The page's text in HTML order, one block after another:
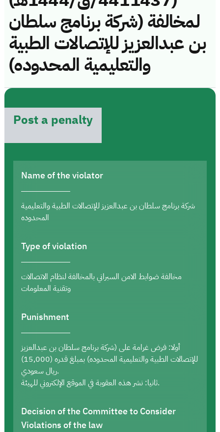
لمخالفة (شركة برنامج سلطان
بن عبدالعزيز للإتصالات الطبية
والتعليمية المحدوده)
Post a penalty
Name of the violator
شركة برنامج سلطان بن عبدالعزيز للإتصالات الطبية والتعليمية
المحدوده
Type of violation
مخالفة ضوابط الامن السبراني بالمخالفة لنظام الاتصالات
وتقنية المعلومات
Punishment
أولا: فرض غرامة على (شركة برنامج سلطان بن عبدالعزيز
للإتصالات الطبية والتعليمية المحدوده) بمبلغ قدره (15,000)
ريال سعودي.
ثانيا: نشر هذه العقوبة في الموقع الإلكتروني للهيئة.
Decision of the Committee to Consider
Violations of the law